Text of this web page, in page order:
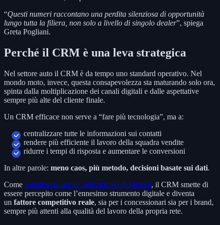
“Questi numeri raccontano una perdita silenziosa di opportunità
lungo tutta la filiera, non solo a livello di singolo dealer”, spiega
Greta Pogliani.
Perché il CRM è una leva strategica
Nel settore auto il CRM è da tempo uno standard operativo. Nel
mondo moto, invece, questa consapevolezza sta maturando solo ora,
spinta dalla moltiplicazione dei canali digitali e dalle aspettative
sempre più alte del cliente finale.
Un CRM efficace non serve a “fare più tecnologia”, ma a:
centralizzare tutte le informazioni sui contatti
rendere più efficiente il lavoro della squadra vendite
ridurre i tempi di risposta e aumentare le conversioni
In altre parole: meno caos, più metodo, decisioni basate sui dati.
Come sottolineato anche nell’articolo di Moto.it, il CRM smette di
essere percepito come l’ennesimo strumento digitale e diventa
un fattore competitivo reale, sia per i concessionari sia per i brand,
sempre più attenti alla qualità del lavoro della propria rete.